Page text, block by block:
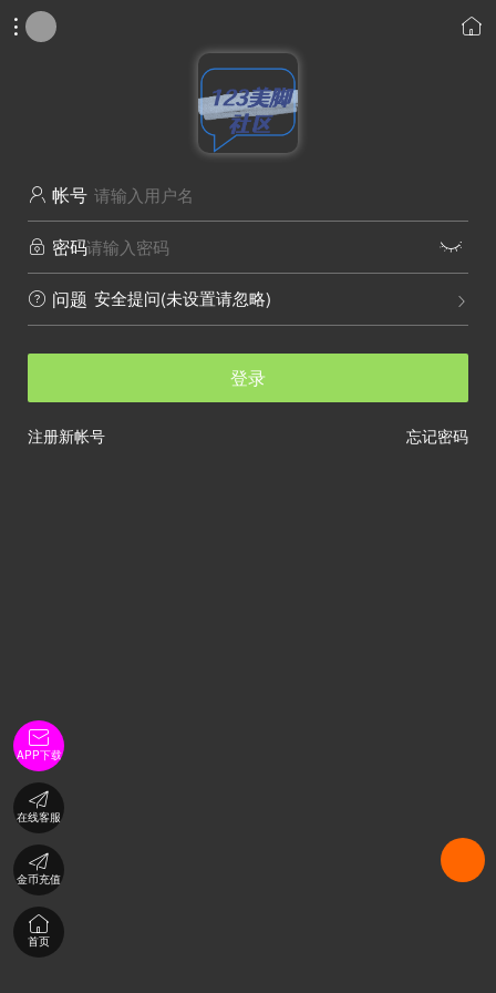
 
 帐号
 密码 
 问题 
安全提问(未设置请忽略)
登录
忘记密码
注册新帐号

APP下载

在线客服

金币充值

首页